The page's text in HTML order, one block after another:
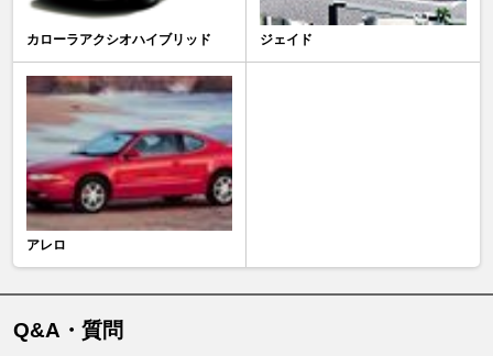
カローラアクシオハイブリッド ジェイド
アレロ
Q&A・質問